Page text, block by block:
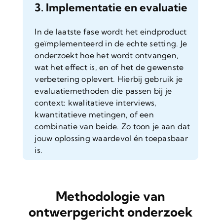
3. Implementatie en evaluatie
In de laatste fase wordt het eindproduct
geïmplementeerd in de echte setting. Je
onderzoekt hoe het wordt ontvangen,
wat het effect is, en of het de gewenste
verbetering oplevert. Hierbij gebruik je
evaluatiemethoden die passen bij je
context: kwalitatieve interviews,
kwantitatieve metingen, of een
combinatie van beide. Zo toon je aan dat
jouw oplossing waardevol én toepasbaar
is.
Methodologie van
ontwerpgericht onderzoek